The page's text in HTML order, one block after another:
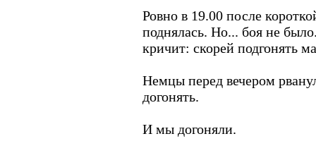
Ровно в 19.00 после
поднялась. Но... боя не
кричит: скорей подгонять
Немцы перед вечером
догонять.
И мы догоняли.